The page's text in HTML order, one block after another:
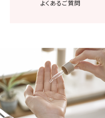
よくあるご質問